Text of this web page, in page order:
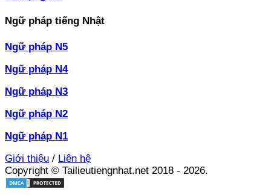
Ngữ pháp tiếng Nhật
Ngữ pháp N5
Ngữ pháp N4
Ngữ pháp N3
Ngữ pháp N2
Ngữ pháp N1
Giới thiệu / Liên hệ
Copyright © Tailieutiengnhat.net 2018 - 2026.